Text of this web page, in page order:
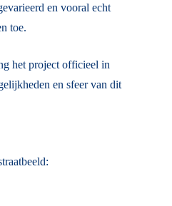
en vooral echt
toe.
het project officieel in
en sfeer van dit